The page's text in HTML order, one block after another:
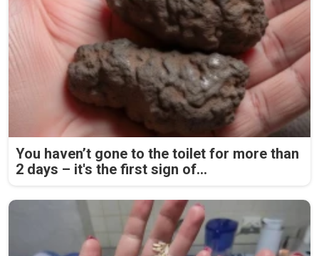
You haven’t gone to the toilet for more than
2 days – it's the first sign of...